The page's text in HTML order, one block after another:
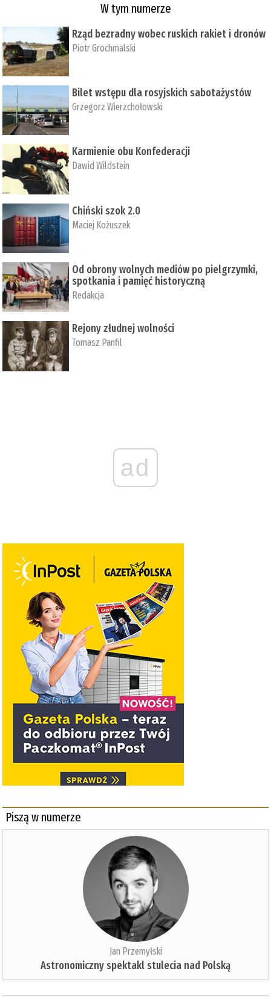
W tym numerze
Rząd bezradny wobec ruskich rakiet i dronów
Piotr Grochmalski
Bilet wstępu dla rosyjskich sabotażystów
Grzegorz Wierzchołowski
Karmienie obu Konfederacji
Dawid Wildstein
Chiński szok 2.0
Maciej Kożuszek
Od obrony wolnych mediów po pielgrzymki,
spotkania i pamięć historyczną
Redakcja
Rejony złudnej wolności
Tomasz Panfil
ad
Piszą w numerze
Jan Przemyłski
Astronomiczny spektakl stulecia nad Polską